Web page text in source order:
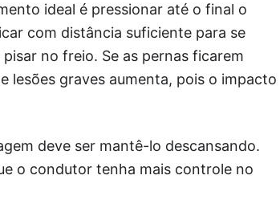
ideal é pressionar até o final o
com distância suficiente para se
no freio. Se as pernas ficarem
lesões graves aumenta, pois o impacto
deve ser mantê-lo descansando.
o condutor tenha mais controle no